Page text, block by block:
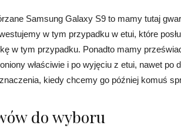
Samsung Galaxy S9 to mamy tutaj
w tym przypadku w etui, które
w tym przypadku. Ponadto mamy
właściwie i po wyjęciu z etui, nawet po
kiedy chcemy go później komuś
do wyboru